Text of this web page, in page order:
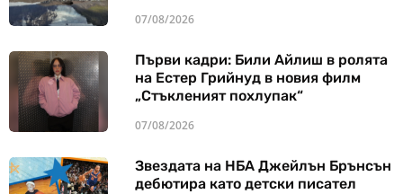
07/08/2026
Първи кадри: Били Айлиш в ролята
на Естер Грийнуд в новия филм
„Стъкленият похлупак“
07/08/2026
Звездата на НБА Джейлън Брънсън
дебютира като детски писател